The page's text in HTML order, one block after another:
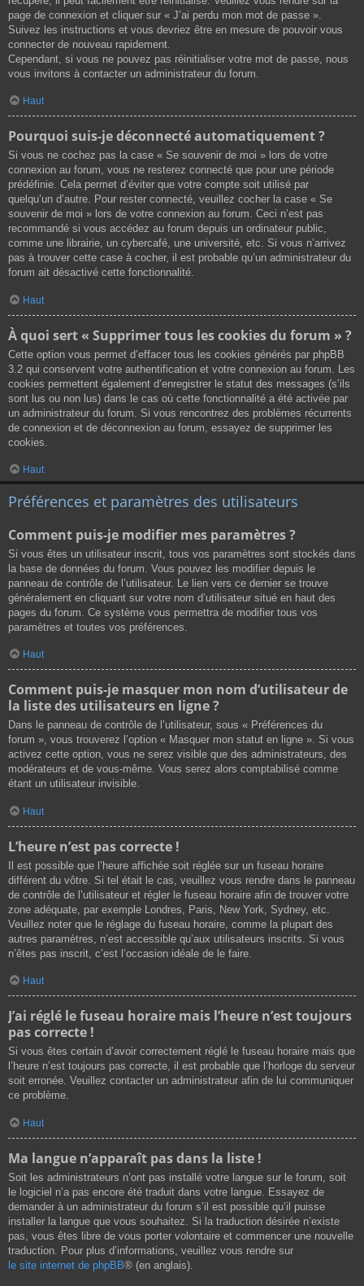
page de connexion et cliquer sur « J’ai perdu mon mot de passe ».
Suivez les instructions et vous devriez être en mesure de pouvoir vous
connecter de nouveau rapidement.
Cependant, si vous ne pouvez pas réinitialiser votre mot de passe, nous
vous invitons à contacter un administrateur du forum.
Haut
Pourquoi suis-je déconnecté automatiquement ?
Si vous ne cochez pas la case « Se souvenir de moi » lors de votre
connexion au forum, vous ne resterez connecté que pour une période
prédéfinie. Cela permet d’éviter que votre compte soit utilisé par
quelqu’un d’autre. Pour rester connecté, veuillez cocher la case « Se
souvenir de moi » lors de votre connexion au forum. Ceci n’est pas
recommandé si vous accédez au forum depuis un ordinateur public,
comme une librairie, un cybercafé, une université, etc. Si vous n’arrivez
pas à trouver cette case à cocher, il est probable qu’un administrateur du
forum ait désactivé cette fonctionnalité.
Haut
À quoi sert « Supprimer tous les cookies du forum » ?
Cette option vous permet d’effacer tous les cookies générés par phpBB
3.2 qui conservent votre authentification et votre connexion au forum. Les
cookies permettent également d’enregistrer le statut des messages (s’ils
sont lus ou non lus) dans le cas où cette fonctionnalité a été activée par
un administrateur du forum. Si vous rencontrez des problèmes récurrents
de connexion et de déconnexion au forum, essayez de supprimer les
cookies.
Haut
Préférences et paramètres des utilisateurs
Comment puis-je modifier mes paramètres ?
Si vous êtes un utilisateur inscrit, tous vos paramètres sont stockés dans
la base de données du forum. Vous pouvez les modifier depuis le
panneau de contrôle de l’utilisateur. Le lien vers ce dernier se trouve
généralement en cliquant sur votre nom d’utilisateur situé en haut des
pages du forum. Ce système vous permettra de modifier tous vos
paramètres et toutes vos préférences.
Haut
Comment puis-je masquer mon nom d’utilisateur de
la liste des utilisateurs en ligne ?
Dans le panneau de contrôle de l’utilisateur, sous « Préférences du
forum », vous trouverez l’option « Masquer mon statut en ligne ». Si vous
activez cette option, vous ne serez visible que des administrateurs, des
modérateurs et de vous-même. Vous serez alors comptabilisé comme
étant un utilisateur invisible.
Haut
L’heure n’est pas correcte !
Il est possible que l’heure affichée soit réglée sur un fuseau horaire
différent du vôtre. Si tel était le cas, veuillez vous rendre dans le panneau
de contrôle de l’utilisateur et régler le fuseau horaire afin de trouver votre
zone adéquate, par exemple Londres, Paris, New York, Sydney, etc.
Veuillez noter que le réglage du fuseau horaire, comme la plupart des
autres paramètres, n’est accessible qu’aux utilisateurs inscrits. Si vous
n’êtes pas inscrit, c’est l’occasion idéale de le faire.
Haut
J’ai réglé le fuseau horaire mais l’heure n’est toujours
pas correcte !
Si vous êtes certain d’avoir correctement réglé le fuseau horaire mais que
l’heure n’est toujours pas correcte, il est probable que l’horloge du serveur
soit erronée. Veuillez contacter un administrateur afin de lui communiquer
ce problème.
Haut
Ma langue n’apparaît pas dans la liste !
Soit les administrateurs n’ont pas installé votre langue sur le forum, soit
le logiciel n’a pas encore été traduit dans votre langue. Essayez de
demander à un administrateur du forum s’il est possible qu’il puisse
installer la langue que vous souhaitez. Si la traduction désirée n’existe
pas, vous êtes libre de vous porter volontaire et commencer une nouvelle
traduction. Pour plus d’informations, veuillez vous rendre sur
le site internet de phpBB® (en anglais).